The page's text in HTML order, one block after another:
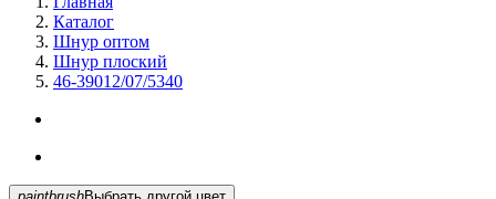
Каталог
Шнур оптом
Шнур плоский
46-39012/07/5340